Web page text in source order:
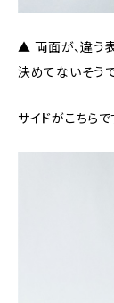
▲ 両面が、違う
決めてないそう
サイドがこちら